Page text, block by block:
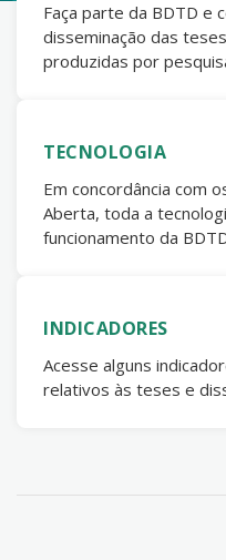
Faça parte da BDTD e
disseminação das
produzidas por
TECNOLOGIA
Em concordância com
Aberta, toda a
funcionamento da
INDICADORES
Acesse alguns
relativos às teses e